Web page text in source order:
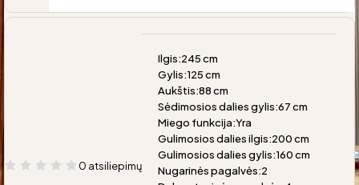
0 atsiliepimų
Ilgis:245 cm
Gylis:125 cm
Aukštis:88 cm
Sėdimosios dalies gylis:67 cm
Miego funkcija:Yra
Gulimosios dalies ilgis:200 cm
Gulimosios dalies gylis:160 cm
Nugarinės pagalvės:2